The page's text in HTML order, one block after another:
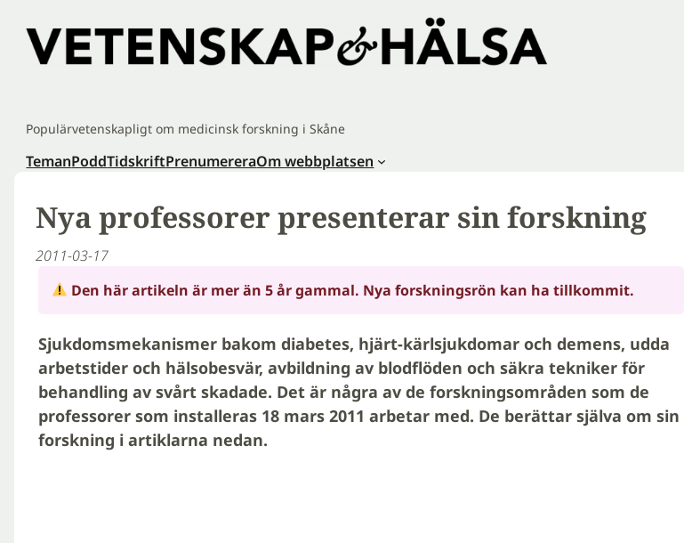
innehåll
Populärvetenskapligt om medicinsk forskning i Skåne
TemanPoddTidskriftPrenumereraOm webbplatsen
Nya professorer presenterar sin forskning
2011-03-17
Den här artikeln är mer än 5 år gammal. Nya forskningsrön kan ha tillkommit.
Sjukdomsmekanismer bakom diabetes, hjärt-kärlsjukdomar och demens, udda
arbetstider och hälsobesvär, avbildning av blodflöden och säkra tekniker för
behandling av svårt skadade. Det är några av de forskningsområden som de
professorer som installeras 18 mars 2011 arbetar med. De berättar själva om sin
forskning i artiklarna nedan.